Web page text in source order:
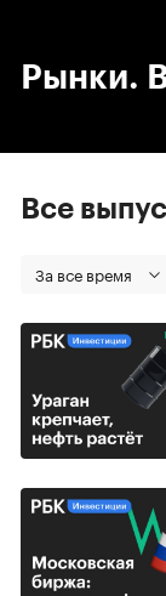
Рынки.
Все
За все время